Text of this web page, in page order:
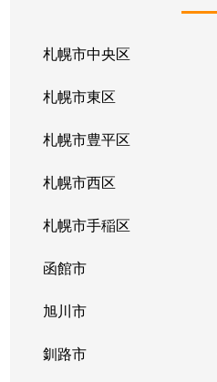
札幌市中央区
札幌市東区
札幌市豊平区
札幌市西区
札幌市手稲区
函館市
旭川市
釧路市